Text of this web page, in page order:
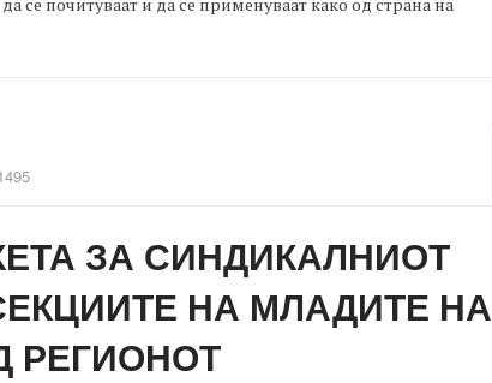
ЗА СИНДИКАЛНИОТ
НА МЛАДИТЕ НА
РЕГИОНОТ